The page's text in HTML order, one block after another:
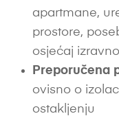
apartmane,
prostore,
osjećaj
Preporučena
ovisno o
ostakljenju